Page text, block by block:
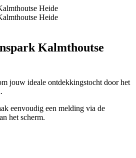
Kalmthoutse
jouw ideale ontdekkingstocht door het
eenvoudig een melding via de
het scherm.